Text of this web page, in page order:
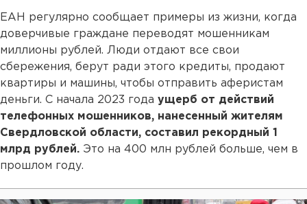
ЕАН регулярно сообщает примеры из жизни, когда
доверчивые граждане переводят мошенникам
миллионы рублей. Люди отдают все свои
сбережения, берут ради этого кредиты, продают
квартиры и машины, чтобы отправить аферистам
деньги. С начала 2023 года ущерб от действий
телефонных мошенников, нанесенный жителям
Свердловской области, составил рекордный 1
млрд рублей. Это на 400 млн рублей больше, чем в
прошлом году.